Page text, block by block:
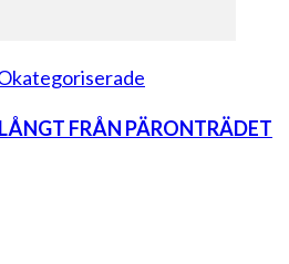
FRÅN PÄRONTRÄDET